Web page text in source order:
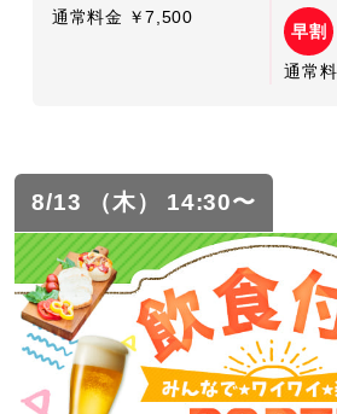
通常料金 ￥7,500
早割
通常
8/13 （木） 14:30〜